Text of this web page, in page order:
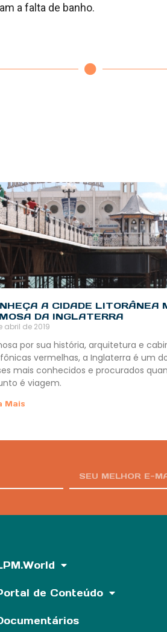
a falta de banho.
A CIDADE LITORÂNEA
DA INGLATERRA
abril de 2019
por sua história, arquitetura e
vermelhas, a Inglaterra é um
mais conhecidos e procurados
é viagem.
Mais
de Conteúdo